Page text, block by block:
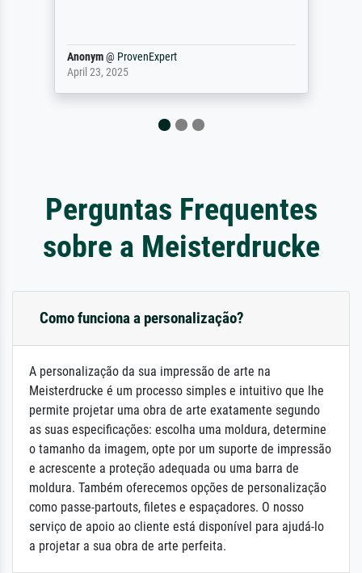
Anonym@ProvenExpert
April 23, 2025
Perguntas Frequentes
sobre a Meisterdrucke
Como funciona a personalização?
A personalização da sua impressão de arte na
Meisterdrucke é um processo simples e intuitivo que lhe
permite projetar uma obra de arte exatamente segundo
as suas especificações: escolha uma moldura, determine
o tamanho da imagem, opte por um suporte de impressão
e acrescente a proteção adequada ou uma barra de
moldura. Também oferecemos opções de personalização
como passe-partouts, filetes e espaçadores. O nosso
serviço de apoio ao cliente está disponível para ajudá-lo
a projetar a sua obra de arte perfeita.